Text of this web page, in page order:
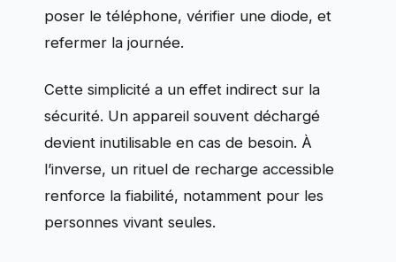
poser le téléphone, vérifier une diode, et
refermer la journée.
Cette simplicité a un effet indirect sur la
sécurité. Un appareil souvent déchargé
devient inutilisable en cas de besoin. À
l’inverse, un rituel de recharge accessible
renforce la fiabilité, notamment pour les
personnes vivant seules.